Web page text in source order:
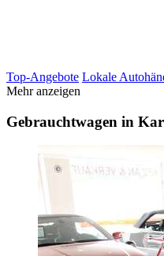
Top-Angebote Lokale
Mehr anzeigen
Gebrauchtwagen in